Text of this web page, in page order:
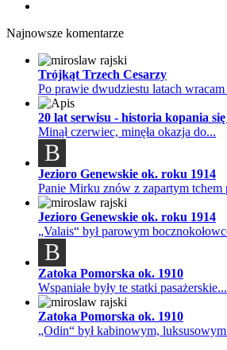
Najnowsze komentarze
Trójkąt Trzech Cesarzy
Po prawie dwudziestu latach wracam
20 lat serwisu - historia kopania się
Minął czerwiec, minęła okazja do...
B
Jezioro Genewskie ok. roku 1914
Panie Mirku znów z zapartym tchem
Jezioro Genewskie ok. roku 1914
„Valais“ był parowym
B
Zatoka Pomorska ok. 1910
Wspaniałe były te statki pasażerskie...
Zatoka Pomorska ok. 1910
„Odin“ był kabinowym,